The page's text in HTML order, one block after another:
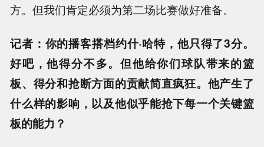
方。但我们肯定必须为第二场比赛做好准备。
记者：你的播客搭档约什·哈特，他只得了3分。
好吧，他得分不多。但他给你们球队带来的篮
板、得分和抢断方面的贡献简直疯狂。他产生了
什么样的影响，以及他似乎能抢下每一个关键篮
板的能力？